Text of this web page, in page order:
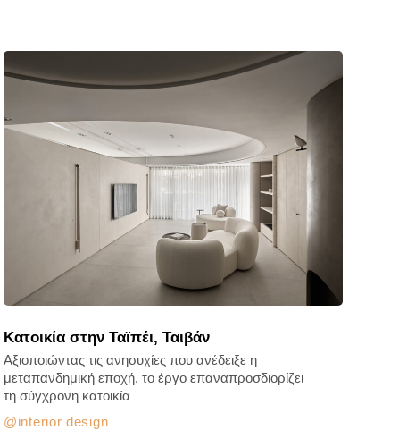
Κατοικία στην Ταϊπέι, Ταιβάν
interior design
Αξιοποιώντας τις ανησυχίες που ανέδειξε η
μεταπανδημική εποχή, το έργο επαναπροσδιορίζει
τη σύγχρονη κατοικία